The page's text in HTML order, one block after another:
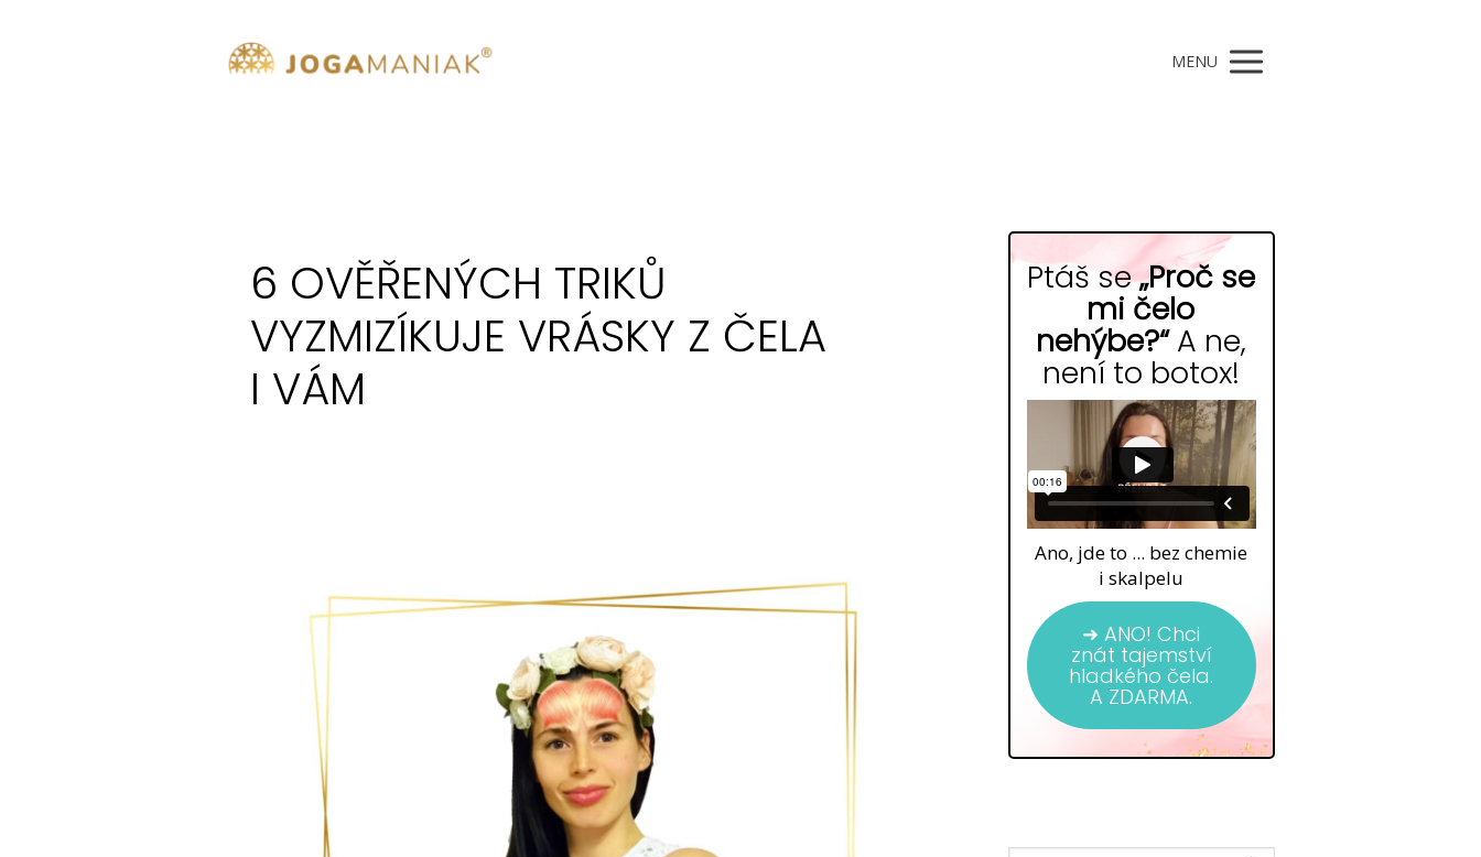
MENU
6 OVĚŘENÝCH TRIKŮ
VYZMIZÍKUJE VRÁSKY Z ČELA
I VÁM
Ptáš se„Proč se
mi čelo
nehýbe?“A ne,
není to botox!
Ano, jde to ... bez chemie
i skalpelu
➜ ANO! Chci
znát tajemství
hladkého čela.
A ZDARMA.